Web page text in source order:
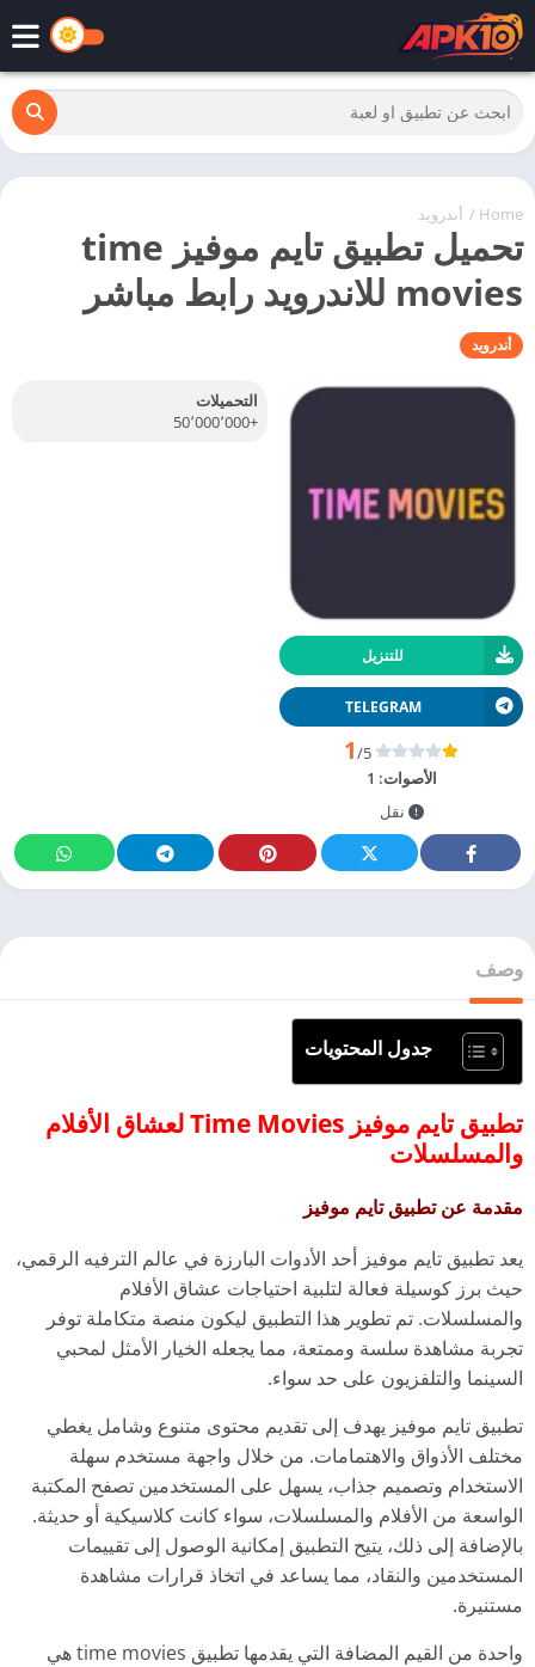
Home
/ أندرويد
تحميل تطبيق تايم موفيز time
movies للاندرويد رابط مباشر
أندرويد
للتنزيل
TELEGRAM
1/5
الأصوات: 1
نقل
التحميلات
+50٬000٬000
وصف
جدول المحتويات
تطبيق تايم موفيز Time Movies لعشاق الأفلام
والمسلسلات
مقدمة عن تطبيق تايم موفيز
يعد تطبيق تايم موفيز أحد الأدوات البارزة في عالم الترفيه الرقمي،
حيث برز كوسيلة فعالة لتلبية احتياجات عشاق الأفلام
والمسلسلات. تم تطوير هذا التطبيق ليكون منصة متكاملة توفر
تجربة مشاهدة سلسة وممتعة، مما يجعله الخيار الأمثل لمحبي
السينما والتلفزيون على حد سواء.
تطبيق تايم موفيز يهدف إلى تقديم محتوى متنوع وشامل يغطي
مختلف الأذواق والاهتمامات. من خلال واجهة مستخدم سهلة
الاستخدام وتصميم جذاب، يسهل على المستخدمين تصفح المكتبة
الواسعة من الأفلام والمسلسلات، سواء كانت كلاسيكية أو حديثة.
بالإضافة إلى ذلك، يتيح التطبيق إمكانية الوصول إلى تقييمات
المستخدمين والنقاد، مما يساعد في اتخاذ قرارات مشاهدة
مستنيرة.
واحدة من القيم المضافة التي يقدمها تطبيق time movies هي